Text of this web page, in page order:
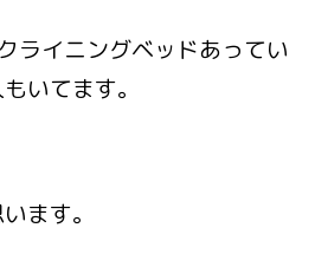
ライニングベッドあってい
いてます。
ます。